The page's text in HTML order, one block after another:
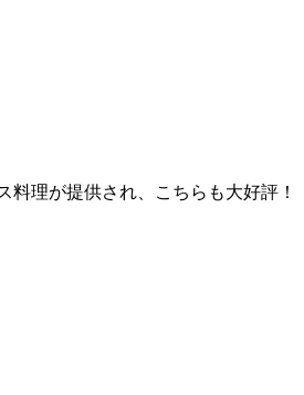
料理が提供され、こちらも大好評！